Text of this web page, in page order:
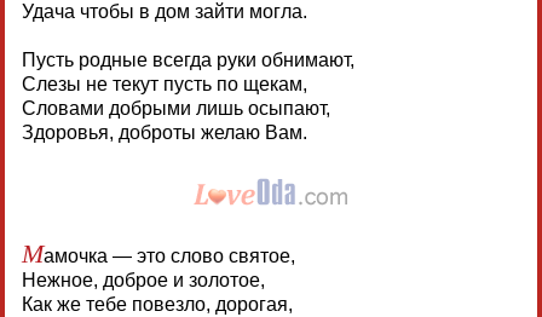
Удача чтобы в дом зайти могла.
Пусть родные всегда руки обнимают,
Слезы не текут пусть по щекам,
Словами добрыми лишь осыпают,
Здоровья, доброты желаю Вам.
Мамочка — это слово святое,
Нежное, доброе и золотое,
Как же тебе повезло, дорогая,